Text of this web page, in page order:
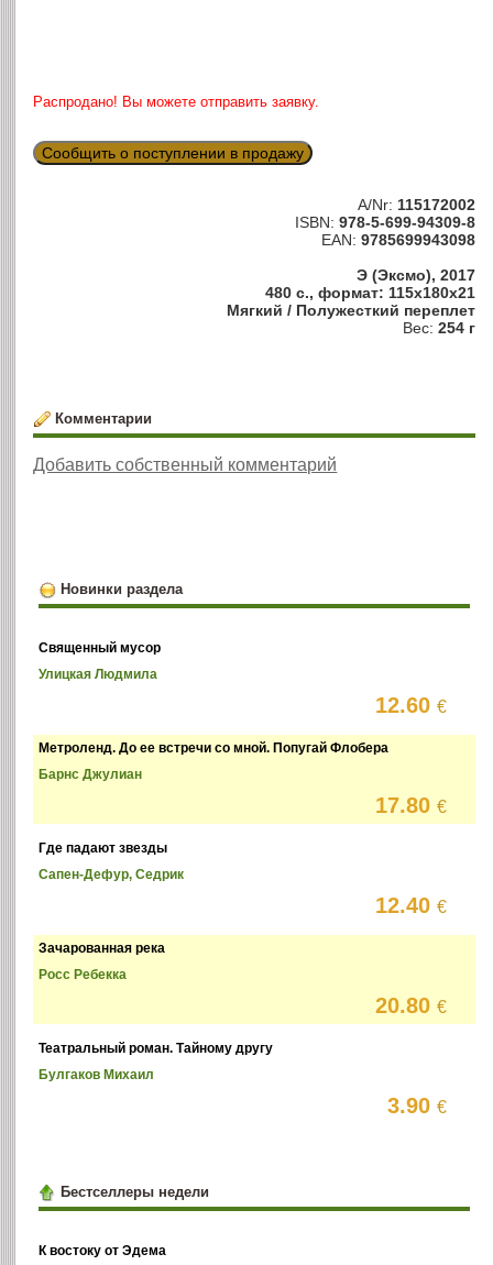
Распродано! Вы можете отправить заявку.
Сообщить о поступлении в продажу
A/Nr: 115172002
ISBN: 978-5-699-94309-8
EAN: 9785699943098
Э (Эксмо), 2017
480 с., формат: 115x180x21
Мягкий / Полужесткий переплет
Вес: 254 г
Комментарии
Добавить собственный комментарий
Новинки раздела
Священный мусор
Улицкая Людмила
12.60€
Метроленд. До ее встречи со мной. Попугай Флобера
Барнс Джулиан
17.80€
Где падают звезды
Сапен-Дефур, Седрик
12.40€
Зачарованная река
Росс Ребекка
20.80€
Театральный роман. Тайному другу
Булгаков Михаил
3.90€
Бестселлеры недели
К востоку от Эдема